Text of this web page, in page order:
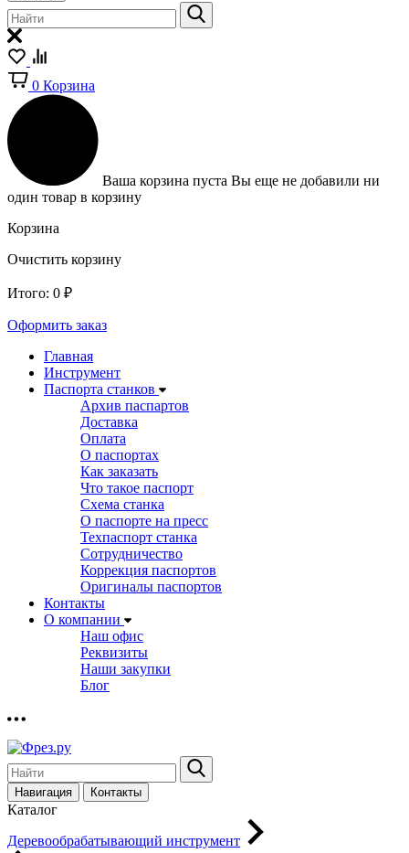
0 Корзина
Ваша корзина пуста Вы еще не добавили ни
один товар в корзину
Корзина
Очистить корзину
Итого: 0 ₽
Оформить заказ
Главная
Инструмент
Паспорта станков
Архив паспартов
Доставка
Оплата
О паспортах
Как заказать
Что такое паспорт
Схема станка
О паспорте на пресс
Техпаспорт станка
Сотрудничество
Коррекция паспортов
Оригиналы паспортов
Контакты
О компании
Наш офис
Реквизиты
Наши закупки
Блог
Навигация Контакты
Каталог
Деревообрабатывающий инструмент